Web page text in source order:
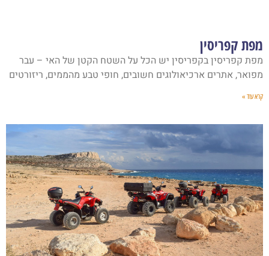
מפת קפריסין
מפת קפריסין בקפריסין יש הכל על השטח הקטן של האי – עבר
מפואר, אתרים ארכיאולוגים חשובים, חופי טבע מהממים, ריזורטים
קרא עוד »